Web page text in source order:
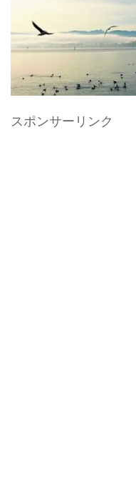
スポンサーリンク